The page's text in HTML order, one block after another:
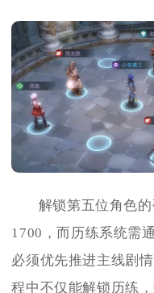
解锁第五位角色
1700，而历练系统需
必须优先推进主线剧
程中不仅能解锁历练